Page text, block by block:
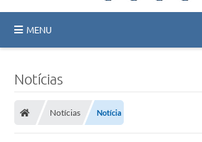
MENU
Licitações / PCA
Notícias
Notícias Notícia